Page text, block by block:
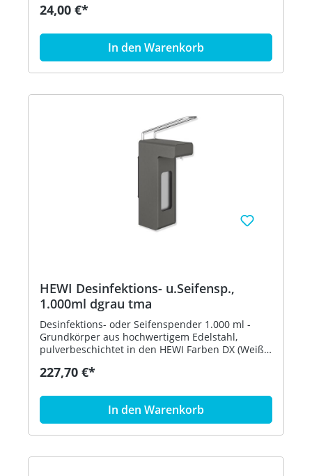
900.06.00160 und 900.06.001XA - Durchmesser
Polyamid nach HEWI Farbtabelle Artikel: HEWI
24,00 €*
In den Warenkorb
HEWI Desinfektions- u.Seifensp.,
1.000ml dgrau tma
Desinfektions- oder Seifenspender 1.000 ml -
Grundkörper aus hochwertigem Edelstahl,
pulverbeschichtet in den HEWI Farben DX (Weiß
Perlglimmer tiefmatt) und SC (Dunkelgrau
hochwertigem Edelstahl, pulverlackiert, mit
Sichtfenster - zur Dosierung von alkoholischen
Handdesinfektionsmitteln oder Flüssigseifen - für
1.000 ml Euro Standardflaschen - einfaches
227,70 €*
In den Warenkorb